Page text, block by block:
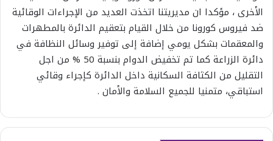
الأخرى ، مؤكدا ان مديريتنا اتخذت العديد من الإجراءات الوقائية
ضد فيروس كورونا من خلال القيام بتعقيم الدائرة بالمطهرات
والمعقمات بشكل يومي إضافة إلى توفير وسائل النظافة في
دائرة الزراعة كما تم تخفيض الدوام بنسبة 50 % من اجل
التقليل من الكثافة السكانية داخل الدائرة كإجراء وقائي
استباقي، متمنيا للجميع السلامة والأمان .